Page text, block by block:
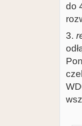
do
3.